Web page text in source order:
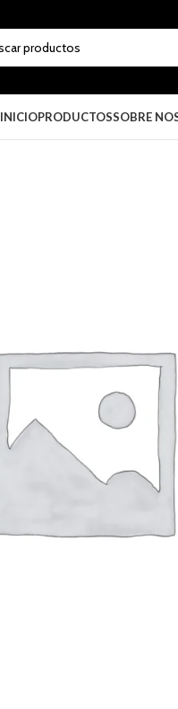
INICIOPRODUCTOSSOBRE